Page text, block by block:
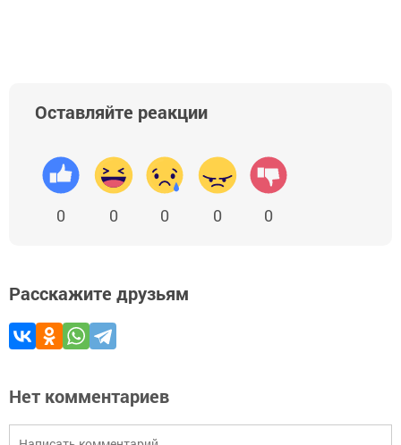
Оставляйте реакции
0 0 0 0 0
Расскажите друзьям
Нет комментариев